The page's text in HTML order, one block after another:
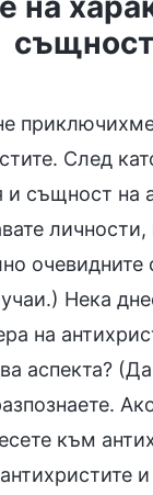
След
и същност на
Нека
на
аспекта?
към